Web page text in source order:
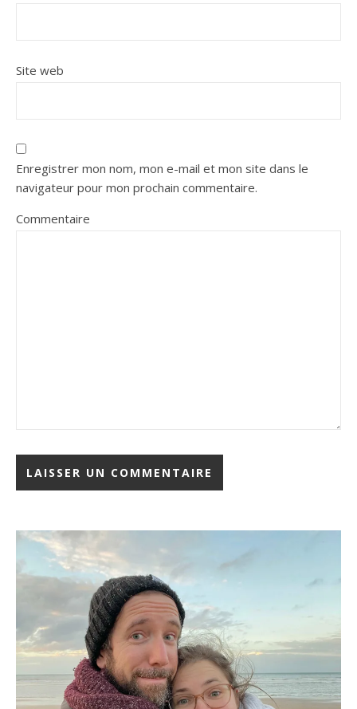
Site web
Enregistrer mon nom, mon e-mail et mon site dans le
navigateur pour mon prochain commentaire.
Commentaire